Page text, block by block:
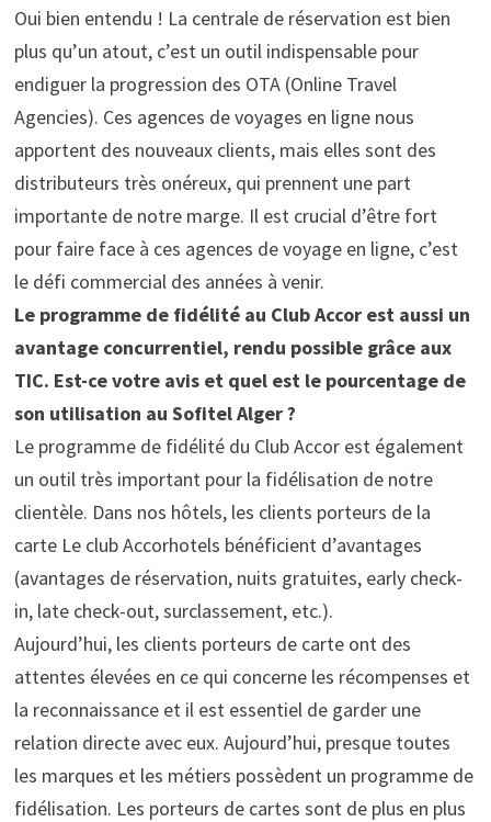
Oui bien entendu ! La centrale de réservation est bien
plus qu’un atout, c’est un outil indispensable pour
endiguer la progression des OTA (Online Travel
Agencies). Ces agences de voyages en ligne nous
apportent des nouveaux clients, mais elles sont des
distributeurs très onéreux, qui prennent une part
importante de notre marge. Il est crucial d’être fort
pour faire face à ces agences de voyage en ligne, c’est
le défi commercial des années à venir.
Le programme de fidélité au Club Accor est aussi un
avantage concurrentiel, rendu possible grâce aux
TIC. Est-ce votre avis et quel est le pourcentage de
son utilisation au Sofitel Alger ?
Le programme de fidélité du Club Accor est également
un outil très important pour la fidélisation de notre
clientèle. Dans nos hôtels, les clients porteurs de la
carte Le club Accorhotels bénéficient d’avantages
(avantages de réservation, nuits gratuites, early check-
in, late check-out, surclassement, etc.).
Aujourd’hui, les clients porteurs de carte ont des
attentes élevées en ce qui concerne les récompenses et
la reconnaissance et il est essentiel de garder une
relation directe avec eux. Aujourd’hui, presque toutes
les marques et les métiers possèdent un programme de
fidélisation. Les porteurs de cartes sont de plus en plus